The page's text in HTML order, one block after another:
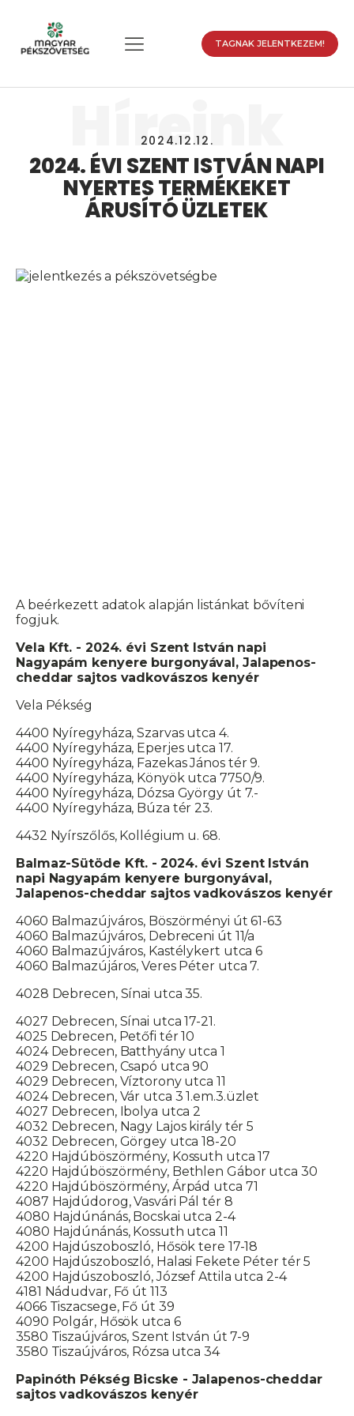
TAGNAK JELENTKEZEM!
2024.12.12.
2024. ÉVI SZENT ISTVÁN NAPI
NYERTES TERMÉKEKET
ÁRUSÍTÓ ÜZLETEK
Híreink
A beérkezett adatok alapján listánkat bővíteni
fogjuk.
Vela Kft. - 2024. évi Szent István napi
Nagyapám kenyere burgonyával, Jalapenos-
cheddar sajtos vadkovászos kenyér
Vela Pékség
4400 Nyíregyháza, Szarvas utca 4.
4400 Nyíregyháza, Eperjes utca 17.
4400 Nyíregyháza, Fazekas János tér 9.
4400 Nyíregyháza, Könyök utca 7750/9.
4400 Nyíregyháza, Dózsa György út 7.-
4400 Nyíregyháza, Búza tér 23.
4432 Nyírszőlős, Kollégium u. 68.
Balmaz-Sütöde Kft. - 2024. évi Szent István
napi Nagyapám kenyere burgonyával,
Jalapenos-cheddar sajtos vadkovászos kenyér
4060 Balmazújváros, Böszörményi út 61-63
4060 Balmazújváros, Debreceni út 11/a
4060 Balmazújváros, Kastélykert utca 6
4060 Balmazújáros, Veres Péter utca 7.
4028 Debrecen, Sínai utca 35.
4027 Debrecen, Sínai utca 17-21.
4025 Debrecen, Petőfi tér 10
4024 Debrecen, Batthyány utca 1
4029 Debrecen, Csapó utca 90
4029 Debrecen, Víztorony utca 11
4024 Debrecen, Vár utca 3 1.em.3.üzlet
4027 Debrecen, Ibolya utca 2
4032 Debrecen, Nagy Lajos király tér 5
4032 Debrecen, Görgey utca 18-20
4220 Hajdúböszörmény, Kossuth utca 17
4220 Hajdúböszörmény, Bethlen Gábor utca 30
4220 Hajdúböszörmény, Árpád utca 71
4087 Hajdúdorog, Vasvári Pál tér 8
4080 Hajdúnánás, Bocskai utca 2-4
4080 Hajdúnánás, Kossuth utca 11
4200 Hajdúszoboszló, Hősök tere 17-18
4200 Hajdúszoboszló, Halasi Fekete Péter tér 5
4200 Hajdúszoboszló, József Attila utca 2-4
4181 Nádudvar, Fő út 113
4066 Tiszacsege, Fő út 39
4090 Polgár, Hősök utca 6
3580 Tiszaújváros, Szent István út 7-9
3580 Tiszaújváros, Rózsa utca 34
Papinóth Pékség Bicske - Jalapenos-cheddar
sajtos vadkovászos kenyér